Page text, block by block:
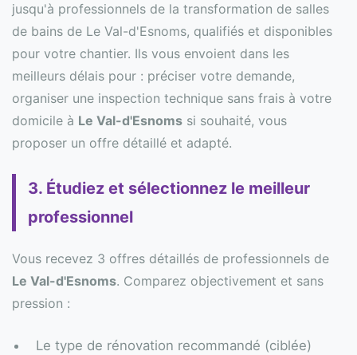
jusqu'à professionnels de la transformation de salles
de bains de Le Val-d'Esnoms, qualifiés et disponibles
pour votre chantier. Ils vous envoient dans les
meilleurs délais pour : préciser votre demande,
organiser une inspection technique sans frais à votre
domicile à Le Val-d'Esnoms si souhaité, vous
proposer un offre détaillé et adapté.
3. Étudiez et sélectionnez le meilleur
professionnel
Vous recevez 3 offres détaillés de professionnels de
Le Val-d'Esnoms. Comparez objectivement et sans
pression :
Le type de rénovation recommandé (ciblée)